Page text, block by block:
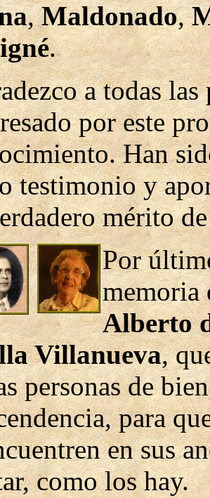
,Maldonado,
.
a todas las
por este
Han
testimonio y
mérito
Por
memoria
Alberto
Villanueva,
personas de
para
en sus
como los hay.